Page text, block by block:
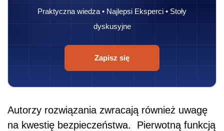
Praktyczna wiedza • Najlepsi Eksperci • Stoły
dyskusyjne
Zapisz się
Autorzy rozwiązania zwracają również uwagę
na kwestię bezpieczeństwa. Pierwotną funkcją